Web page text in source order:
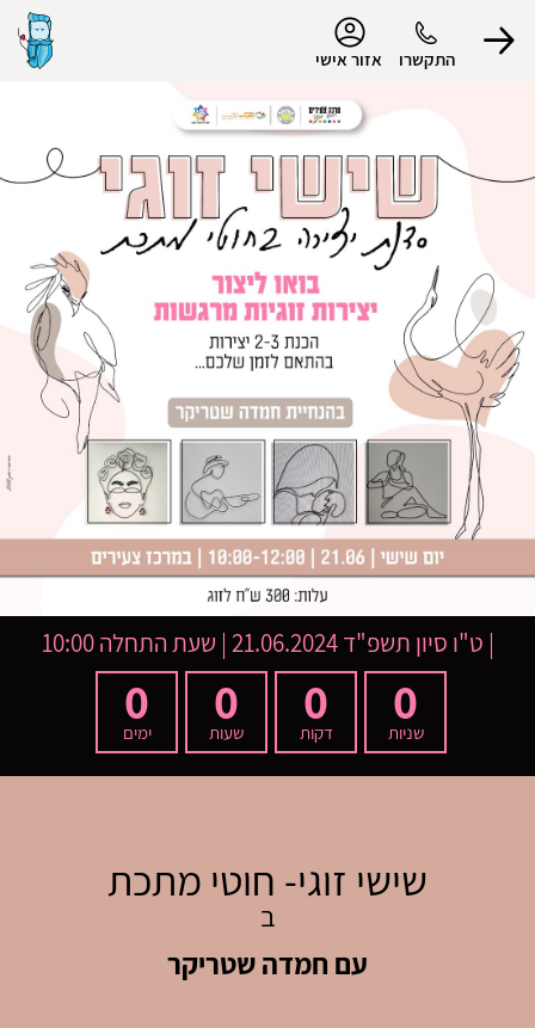
התקשרו אזור אישי
הפרופיל שלי
התנתק
| ט"ו סיון תשפ"ד 21.06.2024 | שעת התחלה 10:00
0
שניות
0
דקות
0
שעות
0
ימים
שישי זוגי- חוטי מתכת
ב
עם חמדה שטריקר